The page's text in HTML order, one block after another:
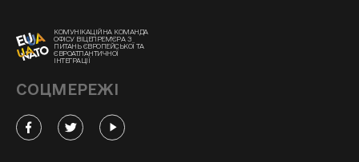
КОМУНІКАЦІЙНА КОМАНДА
ОФІСУ ВІЦЕПРЕМ'ЄРА З
ПИТАНЬ ЄВРОПЕЙСЬКОЇ ТА
ЄВРОАТЛАНТИЧНОЇ
ІНТЕГРАЦІЇ
СОЦМЕРЕЖІ